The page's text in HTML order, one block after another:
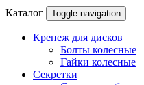
Каталог
Toggle navigation
Крепеж для дисков
Болты колесные
Гайки колесные
Секретки